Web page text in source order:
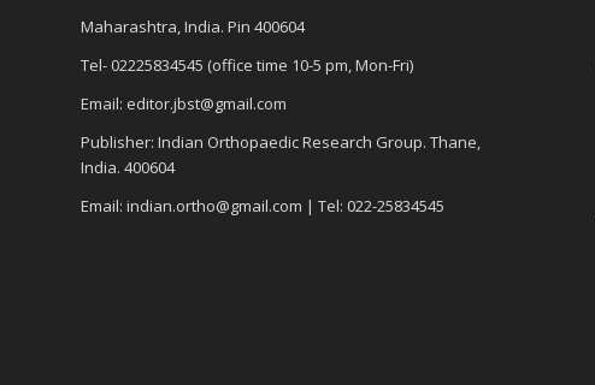
Maharashtra, India. Pin 400604
Tel- 02225834545 (office time 10-5 pm, Mon-Fri)
Email: editor.jbst@gmail.com
Publisher: Indian Orthopaedic Research Group. Thane,
India. 400604
Email: indian.ortho@gmail.com | Tel: 022-25834545